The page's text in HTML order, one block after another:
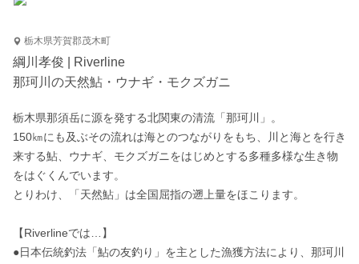
栃木県芳賀郡茂木町
綱川孝俊 | Riverline
那珂川の天然鮎・ウナギ・モクズガニ
栃木県那須岳に源を発する北関東の清流「那珂川」。
150㎞にも及ぶその流れは海とのつながりをもち、川と海とを行き
来する鮎、ウナギ、モクズガニをはじめとする多種多様な生き物
をはぐくんでいます。
とりわけ、「天然鮎」は全国屈指の遡上量をほこります。
【Riverlineでは…】
●日本伝統釣法「鮎の友釣り」を主とした漁獲方法により、那珂川